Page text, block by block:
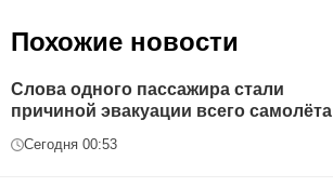
Похожие новости
Слова одного пассажира стали
причиной эвакуации всего самолёта
Сегодня 00:53